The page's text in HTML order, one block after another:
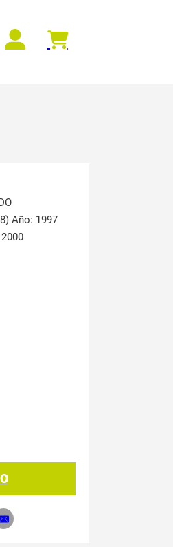
Año: 1997